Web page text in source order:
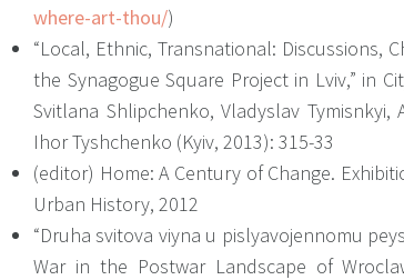
Ще один напрямок її роботи – це публічна
освітні проєкти, пов’язані з
минулого, зокрема у публічному просторі
Викладала курси про публічну історію
університеті та Національному
курс "Міста та культура у містах" (з Др.
2017 була співкураторкою (з Др. Іриною
єврейську історію та культуру у Центрі міської
where-art-thou/)
“Local, Ethnic, Transnational: Discussions,
the Synagogue Square Project in Lviv,” in
Svitlana Shlipchenko, Vladyslav
Ihor Tyshchenko (Kyiv, 2013): 315-33
(editor) Home: A Century of Change.
Urban History, 2012
“Druha svitova viyna u pislyavojennomu
War in the Postwar Landscape of